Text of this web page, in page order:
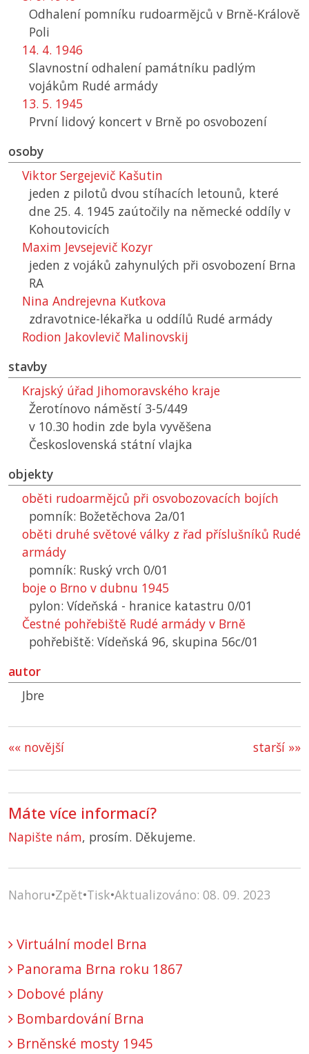
Odhalení pomníku rudoarmějců v Brně-Králově
Poli
14. 4. 1946
Slavnostní odhalení památníku padlým
vojákům Rudé armády
13. 5. 1945
První lidový koncert v Brně po osvobození
osoby
Viktor Sergejevič Kašutin
jeden z pilotů dvou stíhacích letounů, které
dne 25. 4. 1945 zaútočily na německé oddíly v
Kohoutovicích
Maxim Jevsejevič Kozyr
jeden z vojáků zahynulých při osvobození Brna
RA
Nina Andrejevna Kuťkova
zdravotnice-lékařka u oddílů Rudé armády
Rodion Jakovlevič Malinovskij
stavby
Krajský úřad Jihomoravského kraje
Žerotínovo náměstí 3-5/449
v 10.30 hodin zde byla vyvěšena
Československá státní vlajka
objekty
oběti rudoarmějců při osvobozovacích bojích
pomník: Božetěchova 2a/01
oběti druhé světové války z řad příslušníků Rudé
armády
pomník: Ruský vrch 0/01
boje o Brno v dubnu 1945
pylon: Vídeňská - hranice katastru 0/01
Čestné pohřebiště Rudé armády v Brně
pohřebiště: Vídeňská 96, skupina 56c/01
autor
Jbre
starší »»
«« novější
Máte více informací?
Napište nám, prosím. Děkujeme.
Nahoru•Zpět•Tisk•Aktualizováno: 08. 09. 2023
Virtuální model Brna
Panorama Brna roku 1867
Dobové plány
Bombardování Brna
Brněnské mosty 1945